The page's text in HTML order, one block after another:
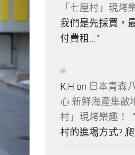
「七厘村」現烤
我們是先採買，
付費租…”
K.H on 日本青森
心 新鮮海產集散
村」現烤樂趣！ : “
村的進場方式?